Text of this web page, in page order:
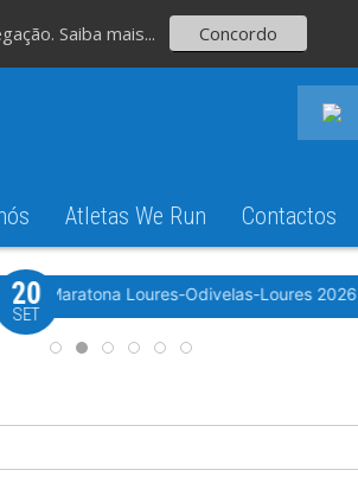
Atletas We Run Contactos
Meia Maratona Loures-Odivelas-Loures 2026
20
SET
Saiba mais... Concordo